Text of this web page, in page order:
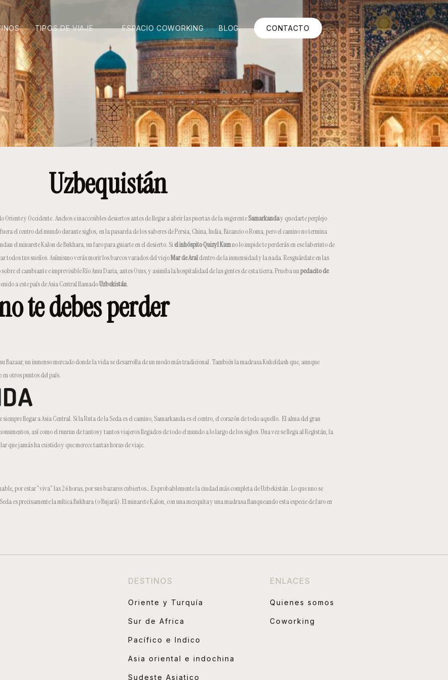
TIPOS DE VIAJE ESPACIO COWORKING BLOG CONTACTO
Uzbequistán
Oriente y Occidente . Anchos e inaccesibles desiertos antes de llegar a abrir las puertas de la sugerenteSamarkanday quedarte perplejo
el centro del mundo durante siglos, en la pasarela de los saberes de Persia, China, India, Bizancio o Roma, pero el camino no termina
el minarete Kalon de Bukhara, un faro para guiarte en el desierto. Siel inhóspito Quizyl Kumno lo impide te perderás en ese laberinto de
todos tus sueños. Asímismo verás morir los barcos varados del viejoMar de Araldentro de la inmensidad y la nada. Resguárdate en las
el cambiante e imprevisible Río Amu Daria, antes Oxus, y asimila la hospitalidad de las gentes de esta tierra. Prueba unpedacito de
a este país de Asia Central llamadoUzbekistán.
te debes perder
Bazaar, un inmenso mercado donde la vida se desarrolla de un modo más tradicional . También la madrasa Kukeldash que, aunque
en otros puntos del país.
llegar a Asia Central. Si la Ruta de la Seda es el camino, Samarkanda es el centro, el corazón de todo aquello. El alma del gran
así como el runrun de tantos y tantos viajeros llegados de todo el mundo a lo largo de los siglos. Una vez se llega al Registán, la
que jamás ha existido y que merece tantas horas de viaje.
por estar “viva” las 24 horas, por sus bazares cubiertos… Es probablemente la ciudad más completa de Uzbekistán . Lo que uno se
es precisamente la mítica Bukhara (o Bujará). El minarete Kalon, con una mezquita y una madrasa flanqueando esta especie de faro en
DESTINOS
Oriente y Turquía
Sur de Africa
Pacífico e Indico
Asia oriental e indochina
Sudeste Asiatico
ENLACES
Quienes somos
Coworking